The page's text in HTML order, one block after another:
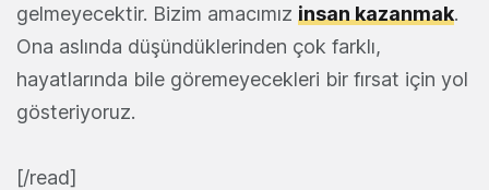
gelmeyecektir. Bizim amacımız insan kazanmak.
Ona aslında düşündüklerinden çok farklı,
hayatlarında bile göremeyecekleri bir fırsat için yol
gösteriyoruz.
[/read]